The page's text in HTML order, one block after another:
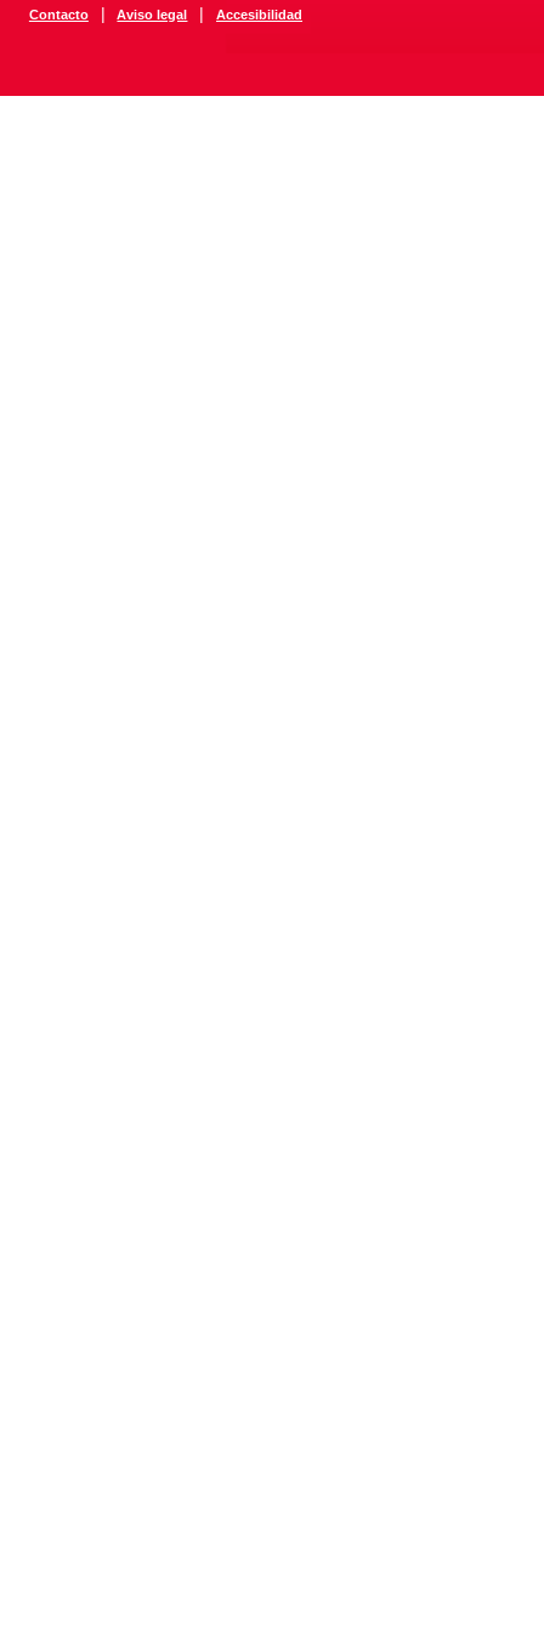
Contacto | Aviso legal | Accesibilidad